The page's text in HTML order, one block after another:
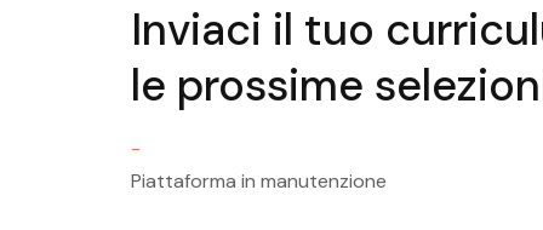
Inviaci il tuo
le prossime
-
Piattaforma in manutenzione